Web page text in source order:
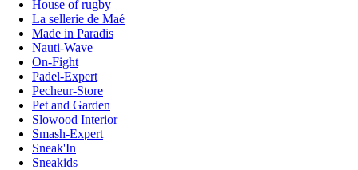
House of rugby
La sellerie de Maé
Made in Paradis
Nauti-Wave
On-Fight
Padel-Expert
Pecheur-Store
Pet and Garden
Slowood Interior
Smash-Expert
Sneak'In
Sneakids